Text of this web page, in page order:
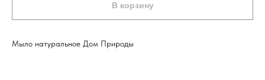
В корзину
Мыло натуральное Дом Природы